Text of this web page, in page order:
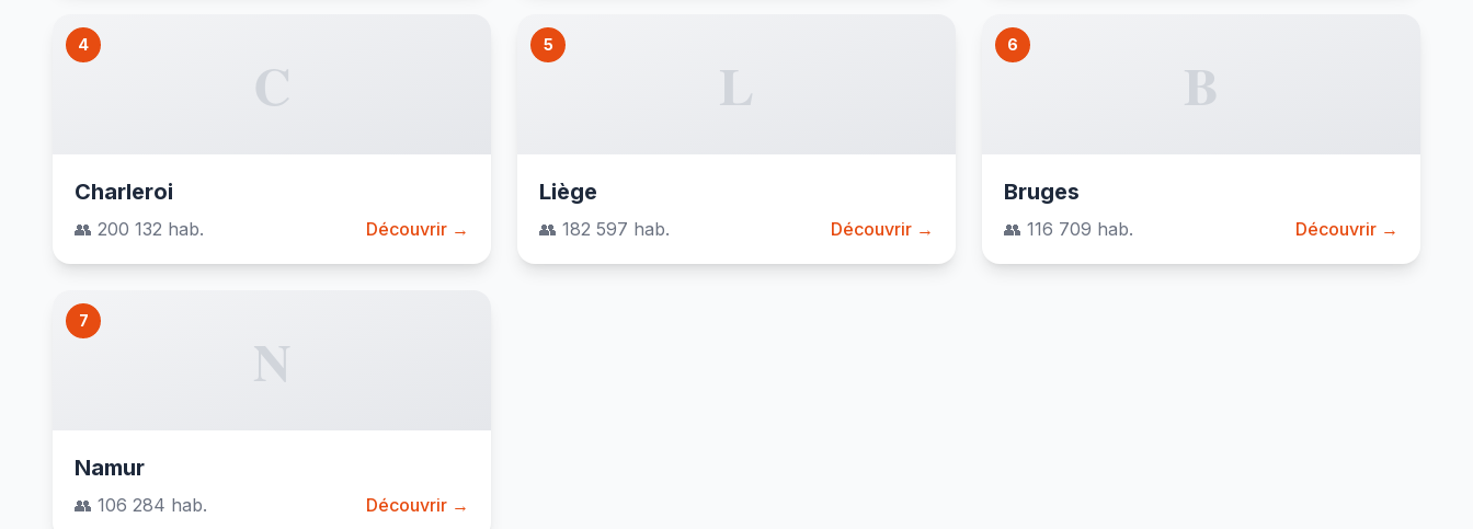
4
C
Charleroi
👥 200 132 hab. Découvrir →
5
L
Liège
👥 182 597 hab. Découvrir →
6
B
Bruges
👥 116 709 hab. Découvrir →
7
N
Namur
👥 106 284 hab. Découvrir →